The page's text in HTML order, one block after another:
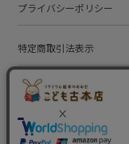
プライバシーポリシー
特定商取引法表示
お問い合わせ